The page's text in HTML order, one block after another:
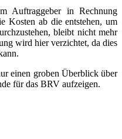
Auftraggeber in Rechnung
Kosten ab die entstehen, um
bleibt nicht mehr
wird hier verzichtet, da dies
einen groben Überblick über
für das BRV aufzeigen.